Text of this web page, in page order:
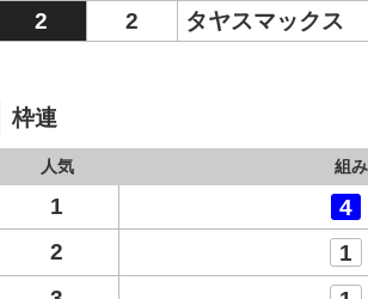
2
2 タヤスマックス
枠連
人気 組
1 4
2
1